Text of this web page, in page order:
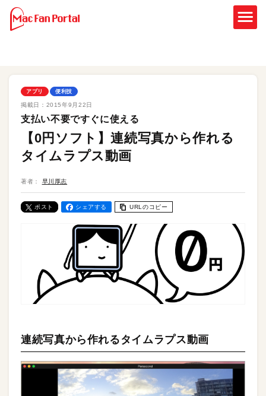
アプリ 便利技
掲載日： 2015年9月22日
支払い不要ですぐに使える
【0円ソフト】連続写真から作れる
タイムラプス動画
著者： 早川厚志
ポスト シェアする URLのコピー
連続写真から作れるタイムラプス動画